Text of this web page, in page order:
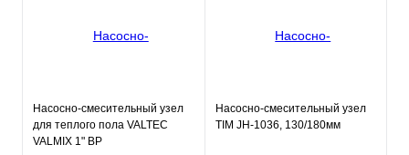
Насосно-смесительный узел
для теплого пола VALTEC
VALMIX 1" ВР
Насосно-смесительный узел
TIM JH-1036, 130/180мм